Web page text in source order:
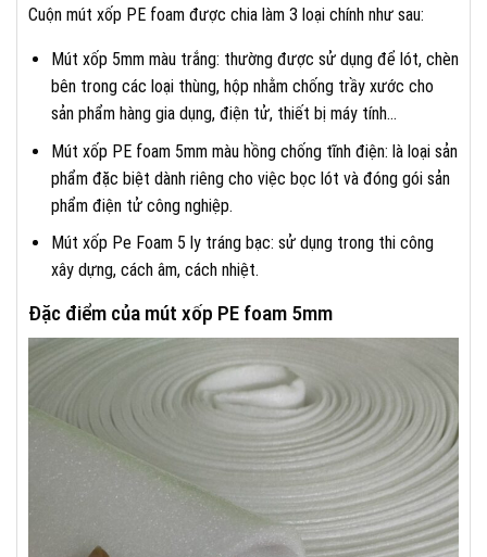
Cuộn mút xốp PE foam được chia làm 3 loại chính như sau:
Mút xốp 5mm màu trắng: thường được sử dụng để lót, chèn
bên trong các loại thùng, hộp nhằm chống trầy xước cho
sản phẩm hàng gia dụng, điện tử, thiết bị máy tính…
Mút xốp PE foam 5mm màu hồng chống tĩnh điện: là loại sản
phẩm đặc biệt dành riêng cho việc bọc lót và đóng gói sản
phẩm điện tử công nghiệp.
Mút xốp Pe Foam 5 ly tráng bạc: sử dụng trong thi công
xây dựng, cách âm, cách nhiệt.
Đặc điểm của mút xốp PE foam 5mm